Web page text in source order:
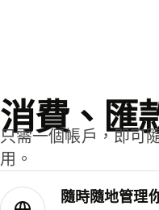
消費、匯
只需一個帳戶，即可
用。
隨時隨地管理